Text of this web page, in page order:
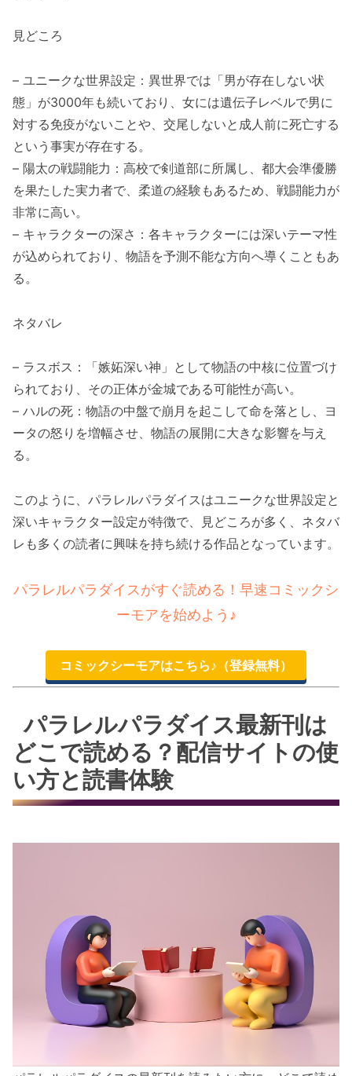
見どころ
– ユニークな世界設定：異世界では「男が存在しない状
態」が3000年も続いており、女には遺伝子レベルで男に
対する免疫がないことや、交尾しないと成人前に死亡する
という事実が存在する。
– 陽太の戦闘能力：高校で剣道部に所属し、都大会準優勝
を果たした実力者で、柔道の経験もあるため、戦闘能力が
非常に高い。
– キャラクターの深さ：各キャラクターには深いテーマ性
が込められており、物語を予測不能な方向へ導くこともあ
る。
ネタバレ
– ラスボス：「嫉妬深い神」として物語の中核に位置づけ
られており、その正体が金城である可能性が高い。
– ハルの死：物語の中盤で崩月を起こして命を落とし、ヨ
ータの怒りを増幅させ、物語の展開に大きな影響を与え
る。
このように、パラレルパラダイスはユニークな世界設定と
深いキャラクター設定が特徴で、見どころが多く、ネタバ
レも多くの読者に興味を持ち続ける作品となっています。
パラレルパラダイスがすぐ読める！早速コミックシ
ーモアを始めよう♪
コミックシーモアはこちら♪（登録無料）
パラレルパラダイス最新刊は
どこで読める？配信サイトの使
い方と読書体験